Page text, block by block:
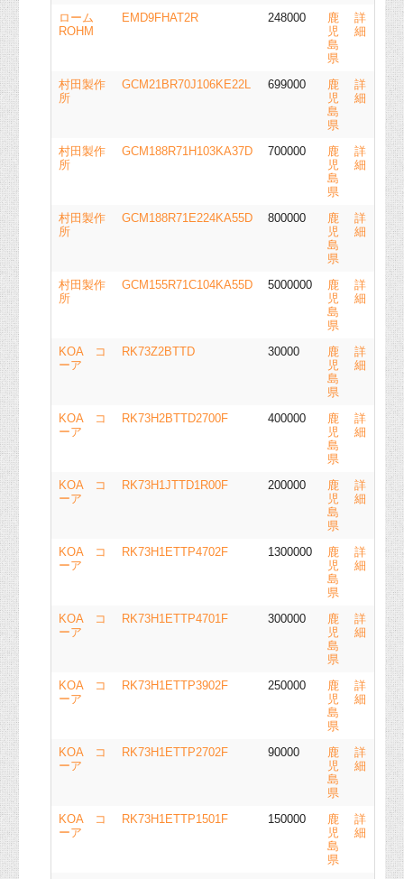
ローム
ROHM
EMD9FHAT2R 248000
鹿
児
島
県
詳
細
村田製作
所
GCM21BR70J106KE22L 699000
鹿
児
島
県
詳
細
村田製作
所
GCM188R71H103KA37D 700000
鹿
児
島
県
詳
細
村田製作
所
GCM188R71E224KA55D 800000
鹿
児
島
県
詳
細
村田製作
所
GCM155R71C104KA55D 5000000
鹿
児
島
県
詳
細
KOA コ
ーア
RK73Z2BTTD 30000
鹿
児
島
県
詳
細
KOA コ
ーア
RK73H2BTTD2700F 400000
鹿
児
島
県
詳
細
KOA コ
ーア
RK73H1JTTD1R00F 200000
鹿
児
島
県
詳
細
KOA コ
ーア
RK73H1ETTP4702F 1300000
鹿
児
島
県
詳
細
KOA コ
ーア
RK73H1ETTP4701F 300000
鹿
児
島
県
詳
細
KOA コ
ーア
RK73H1ETTP3902F 250000
鹿
児
島
県
詳
細
KOA コ
ーア
RK73H1ETTP2702F 90000
鹿
児
島
県
詳
細
KOA コ
ーア
RK73H1ETTP1501F 150000
鹿
児
島
県
詳
細